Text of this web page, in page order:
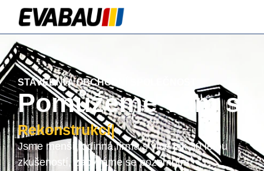
STAVEBNÍ A OBCHODNÍ SPOLEČNOST
Pomůžeme vám s
Rekonstrukcí|
Jsme menší rodinná firma s více jak 30 letou
zkušeností, zabýváme se pozemním